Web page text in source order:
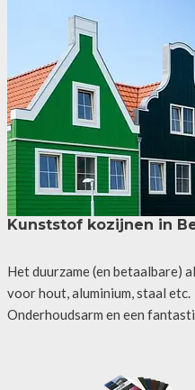
Kunststof kozijnen in
Het duurzame (en betaalbare)
voor hout, aluminium, staal etc.
Onderhoudsarm en een